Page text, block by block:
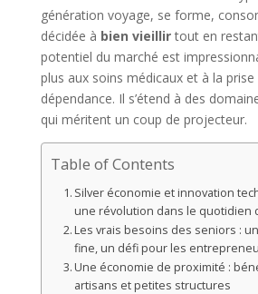
génération voyage, se forme,
décidée à bien vieillirtout en
potentiel du marché est
plus aux soins médicaux et à la
dépendance. Il s’étend à des
qui méritent un coup de projecteur.
Table of Contents
Silver économie et innovation
une révolution dans le quotidien
Les vrais besoins des seniors :
fine, un défi pour les
Une économie de proximité :
artisans et petites structures